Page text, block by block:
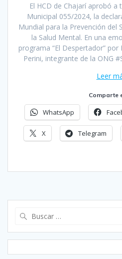
El HCD de Chajarí aprobó a
Municipal 055/2024, la
Mundial para la Prevención del
la Salud Mental. En una
programa “El Despertador”
Perini, integrante de la ONG
Leer
Comparte
WhatsApp
X Telegram